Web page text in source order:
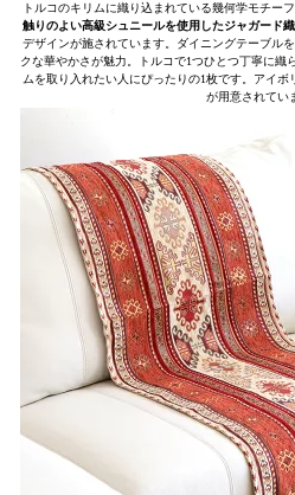
トルコのキリムに織り込まれている幾何学モチー
触りのよい高級シュニールを使用したジャガード織
デザインが施されています。ダイニングテーブル
クな華やかさが魅力。トルコで1つひとつ丁寧に織
ムを取り入れたい人にぴったりの1枚です。アイ
が用意されてい